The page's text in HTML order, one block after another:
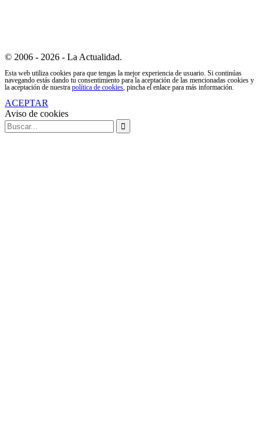
© 2006 - 2026 - La Actualidad.
Esta web utiliza cookies para que tengas la mejor experiencia de usuario. Si continúas
navegando estás dando tu consentimiento para la aceptación de las mencionadas cookies y
la aceptación de nuestra política de cookies, pincha el enlace para más información.
ACEPTAR
Aviso de cookies